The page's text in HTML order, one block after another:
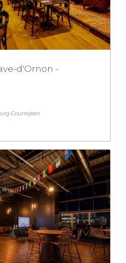
d'Ornon -
Courrejean